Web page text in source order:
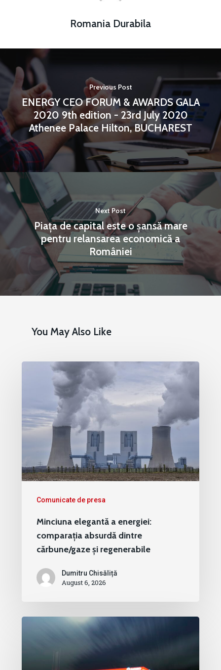
Romania Durabila
Previous Post
ENERGY CEO FORUM & AWARDS GALA
2020 9th edition - 23rd July 2020
Athenee Palace Hilton, BUCHAREST
Next Post
Piața de capital este o șansă mare
pentru relansarea economică a
României
You May Also Like
Comunicate de presa
Minciuna elegantă a energiei:
comparația absurdă dintre
cărbune/gaze și regenerabile
Dumitru Chisăliță
August 6, 2026